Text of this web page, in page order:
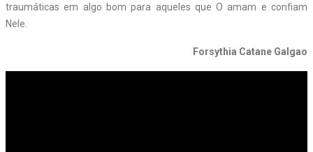
traumáticas em algo bom para aqueles que O amam e confiam
Nele.
Forsythia Catane Galgao